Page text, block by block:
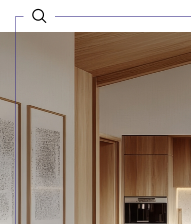
Acheter
de l'ancien
de l'ancien
TYPE DE BIEN